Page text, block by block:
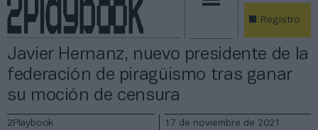
Registro
Javier Hernanz, nuevo presidente de la
federación de piragüismo tras ganar
su moción de censura
2Playbook 17 de noviembre de 2021